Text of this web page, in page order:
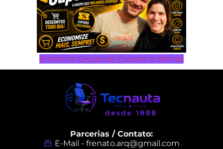
Entrar no Grupo de Cupom e ofertas
Parcerias / Contato:
E-Mail - frenato.arq@gmail.com